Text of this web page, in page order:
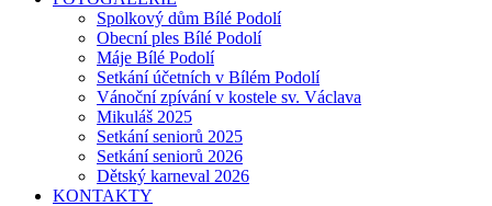
Spolkový dům Bílé Podolí
Obecní ples Bílé Podolí
Máje Bílé Podolí
Setkání účetních v Bílém Podolí
Vánoční zpívání v kostele sv. Václava
Mikuláš 2025
Setkání seniorů 2025
Setkání seniorů 2026
Dětský karneval 2026
KONTAKTY